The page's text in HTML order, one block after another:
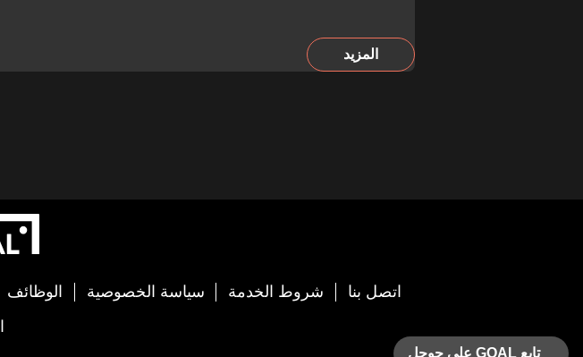
المزيد
اتصل بنا شروط الخدمة سياسة الخصوصية الوظائف
تابع GOAL على جوجل